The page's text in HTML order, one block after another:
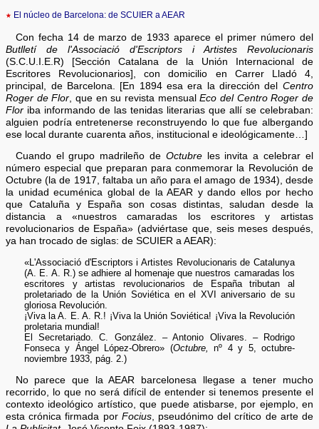
★ El núcleo de Barcelona: de SCUIER a AEAR
Con fecha 14 de marzo de 1933 aparece el primer número del
Butlletí de l'Associació d'Escriptors i Artistes Revolucionaris
(S.C.U.I.E.R) [Sección Catalana de la Unión Internacional de
Escritores Revolucionarios], con domicilio en Carrer Lladó 4,
principal, de Barcelona. [En 1894 esa era la dirección del Centro
Roger de Flor , que en su revista mensualEco del Centro Roger de
Flor iba informando de las tenidas literarias que allí se celebraban:
alguien podría entretenerse reconstruyendo lo que fue albergando
ese local durante cuarenta años, institucional e ideológicamente…]
Cuando el grupo madrileño de Octubreles invita a celebrar el
número especial que preparan para conmemorar la Revolución de
Octubre (la de 1917, faltaba un año para el amago de 1934), desde
la unidad ecuménica global de la AEAR y dando ellos por hecho
que Cataluña y España son cosas distintas, saludan desde la
distancia a «nuestros camaradas los escritores y artistas
revolucionarios de España» (adviértase que, seis meses después,
ya han trocado de siglas: de SCUIER a AEAR):
«L'Associació d'Escriptors i Artistes Revolucionaris de Catalunya
(A. E. A. R.) se adhiere al homenaje que nuestros camaradas los
escritores y artistas revolucionarios de España tributan al
proletariado de la Unión Soviética en el XVI aniversario de su
gloriosa Revolución.
¡Viva la A. E. A. R.! ¡Viva la Unión Soviética! ¡Viva la Revolución
proletaria mundial!
El Secretariado. C. González. – Antonio Olivares. – Rodrigo
Fonseca y Ángel López-Obrero» (Octubre, nº 4 y 5, octubre-
noviembre 1933, pág. 2.)
No parece que la AEAR barcelonesa llegase a tener mucho
recorrido, lo que no será difícil de entender si tenemos presente el
contexto ideológico artístico, que puede atisbarse, por ejemplo, en
esta crónica firmada por Focius, pseudónimo del crítico de arte de